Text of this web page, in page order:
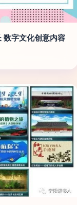
数字文化创意内容